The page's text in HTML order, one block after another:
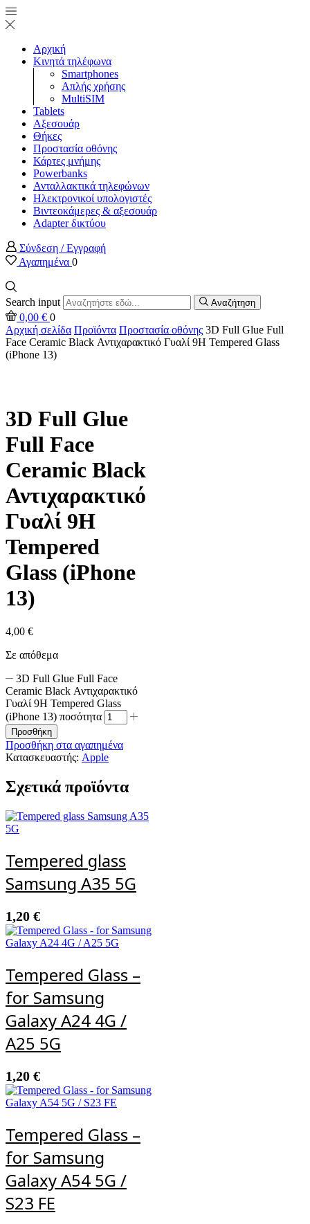
Αρχική
Κινητά τηλέφωνα
Smartphones
Απλής χρήσης
MultiSIM
Tablets
Αξεσουάρ
Θήκες
Προστασία οθόνης
Κάρτες μνήμης
Powerbanks
Ανταλλακτικά τηλεφώνων
Ηλεκτρονικοί υπολογιστές
Βιντεοκάμερες & αξεσουάρ
Adapter δικτύου
Σύνδεση / Εγγραφή
Αγαπημένα 0
Search input Αναζήτηση
0,00 € 0
Αρχική σελίδα Προϊόντα Προστασία οθόνης 3D Full Glue Full
Face Ceramic Black Αντιχαρακτικό Γυαλί 9H Tempered Glass
(iPhone 13)
3D Full Glue
Full Face
Ceramic Black
Αντιχαρακτικό
Γυαλί 9H
Tempered
Glass (iPhone
13)
4,00 €
Σε απόθεμα
3D Full Glue Full Face
Ceramic Black Αντιχαρακτικό
Γυαλί 9H Tempered Glass
(iPhone 13) ποσότητα
Προσθήκη
Προσθήκη στα αγαπημένα
Κατασκευαστής: Apple
Σχετικά προϊόντα
Tempered glass
Samsung A35 5G
1,20 €
Tempered Glass –
for Samsung
Galaxy A24 4G /
A25 5G
1,20 €
Tempered Glass –
for Samsung
Galaxy A54 5G /
S23 FE